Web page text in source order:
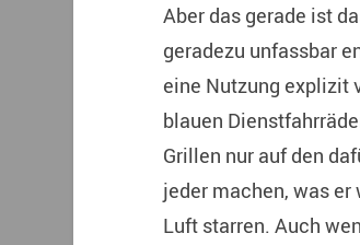
Aber das gerade ist
geradezu unfassbar
eine Nutzung explizit
blauen
Grillen nur auf den
jeder machen, was er
Luft starren. Auch